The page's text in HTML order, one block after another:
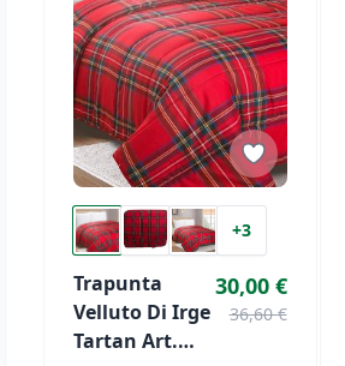
+3
Trapunta
Velluto Di Irge
Tartan Art.
30,00 €
36,60 €